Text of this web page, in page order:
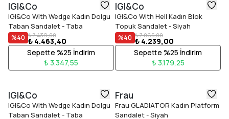
IGI&Co
IGI&Co With Wedge Kadın Dolgu
Taban Sandalet - Taba
%40 ₺ 7.439,00
₺ 4.463,40
Sepette %25 İndirim
₺ 3.347,55
IGI&Co
IGI&Co With Hell Kadın Blok
Topuk Sandalet - Siyah
%40 ₺ 7.065,00
₺ 4.239,00
Sepette %25 İndirim
₺ 3.179,25
IGI&Co
IGI&Co With Wedge Kadın Dolgu
Taban Sandalet - Taba
Frau
Frau GLADIATOR Kadın Platform
Sandalet - Siyah